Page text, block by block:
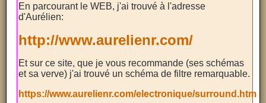
En parcourant le WEB, j'ai trouvé à l'adresse
d'Aurélien:
http://www.aurelienr.com/
Et sur ce site, que je vous recommande (ses schémas
et sa verve) j'ai trouvé un schéma de filtre remarquable.
https://www.aurelienr.com/electronique/surround.htm